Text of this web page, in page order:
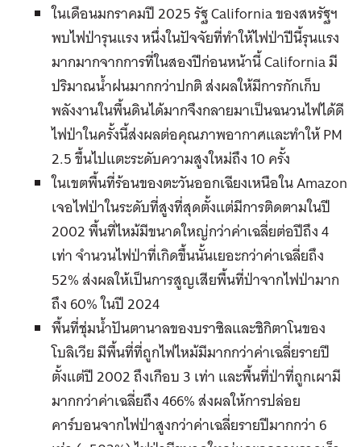
ในเดือนมกราคมปี 2025 รัฐ California ของสหรัฐฯ
พบไฟป่ารุนแรง หนึ่งในปัจจัยที่ทำให้ไฟป่าปีนี้รุนแรง
มากมากจากการที่ในสองปีก่อนหน้านี้ California มี
ปริมาณน้ำฝนมากกว่าปกติ ส่งผลให้มีการกักเก็บ
พลังงานในพื้นดินได้มากจึงกลายมาเป็นฉนวนไฟได้ดี
ไฟป่าในครั้งนี้ส่งผลต่อคุณภาพอากาศและทำให้ PM
2.5 ขึ้นไปแตะระดับความสูงใหม่ถึง 10 ครั้ง
ในเขตพื้นที่ร้อนของตะวันออกเฉียงเหนือใน Amazon
เจอไฟป่าในระดับที่สูงที่สุดตั้งแต่มีการติดตามในปี
2002 พื้นที่ไหม้มีขนาดใหญ่กว่าค่าเฉลี่ยต่อปีถึง 4
เท่า จำนวนไฟป่าที่เกิดขึ้นนั้นเยอะกว่าค่าเฉลี่ยถึง
52% ส่งผลให้เป็นการสูญเสียพื้นที่ป่าจากไฟป่ามาก
ถึง 60% ในปี 2024
พื้นที่ชุ่มน้ำปันตานาลของบราซิลและชิกิตาโนของ
โบลิเวีย มีพื้นที่ที่ถูกไฟไหม้มีมากกว่าค่าเฉลี่ยรายปี
ตั้งแต่ปี 2002 ถึงเกือบ 3 เท่า และพื้นที่ป่าที่ถูกเผามี
มากกว่าค่าเฉลี่ยถึง 466% ส่งผลให้การปล่อย
คาร์บอนจากไฟป่าสูงกว่าค่าเฉลี่ยรายปีมากกว่า 6